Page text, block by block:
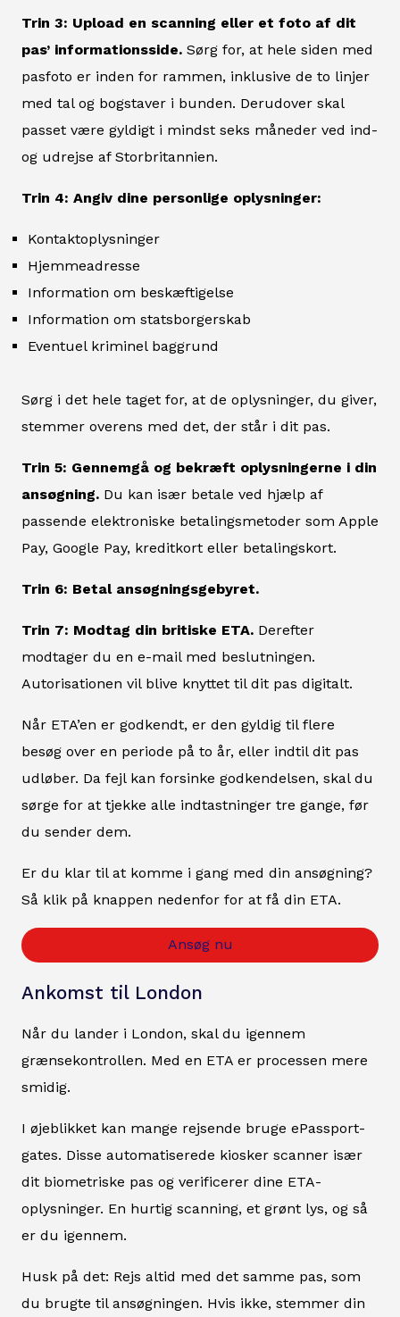
Trin 3: Upload en scanning eller et foto af dit
pas’ informationsside. Sørg for, at hele siden med
pasfoto er inden for rammen, inklusive de to linjer
med tal og bogstaver i bunden. Derudover skal
passet være gyldigt i mindst seks måneder ved ind-
og udrejse af Storbritannien.
Trin 4: Angiv dine personlige oplysninger:
Kontaktoplysninger
Hjemmeadresse
Information om beskæftigelse
Information om statsborgerskab
Eventuel kriminel baggrund
Sørg i det hele taget for, at de oplysninger, du giver,
stemmer overens med det, der står i dit pas.
Trin 5: Gennemgå og bekræft oplysningerne i din
ansøgning. Du kan især betale ved hjælp af
passende elektroniske betalingsmetoder som Apple
Pay, Google Pay, kreditkort eller betalingskort.
Trin 6: Betal ansøgningsgebyret.
Trin 7: Modtag din britiske ETA. Derefter
modtager du en e-mail med beslutningen.
Autorisationen vil blive knyttet til dit pas digitalt.
Når ETA’en er godkendt, er den gyldig til flere
besøg over en periode på to år, eller indtil dit pas
udløber. Da fejl kan forsinke godkendelsen, skal du
sørge for at tjekke alle indtastninger tre gange, før
du sender dem.
Er du klar til at komme i gang med din ansøgning?
Så klik på knappen nedenfor for at få din ETA.
Ansøg nu
Ankomst til London
Når du lander i London, skal du igennem
grænsekontrollen. Med en ETA er processen mere
smidig.
I øjeblikket kan mange rejsende bruge ePassport-
gates. Disse automatiserede kiosker scanner især
dit biometriske pas og verificerer dine ETA-
oplysninger. En hurtig scanning, et grønt lys, og så
er du igennem.
Husk på det: Rejs altid med det samme pas, som
du brugte til ansøgningen. Hvis ikke, stemmer din